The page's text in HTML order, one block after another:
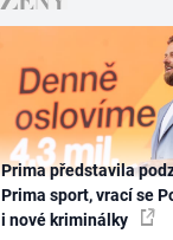
Prima představila
Prima sport, vrací se
i nové kriminálky